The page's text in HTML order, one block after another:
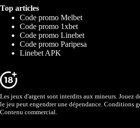
Top articles
Code promo Melbet
Code promo 1xbet
Code promo Linebet
Code promo Paripesa
Linebet APK
Les jeux d'argent sont interdits aux mineurs. Jouez
le jeu peut engendrer une dépendance. Conditions
Contenu commercial.